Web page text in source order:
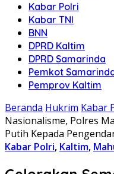
Kabar Polri
Kabar TNI
BNN
DPRD Kaltim
DPRD Samarinda
Pemkot
Pemprov Kaltim
Beranda Hukrim Kabar
Nasionalisme, Polres
Putih Kepada
Kabar Polri, Kaltim,